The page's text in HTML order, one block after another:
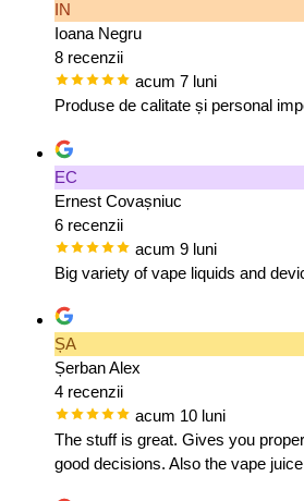
IN
Ioana Negru
8 recenzii
acum 7 luni
Produse de calitate și personal
EC
Ernest Covașniuc
6 recenzii
acum 9 luni
Big variety of vape liquids and
ȘA
Șerban Alex
4 recenzii
acum 10 luni
The stuff is great. Gives you
good decisions. Also the vape